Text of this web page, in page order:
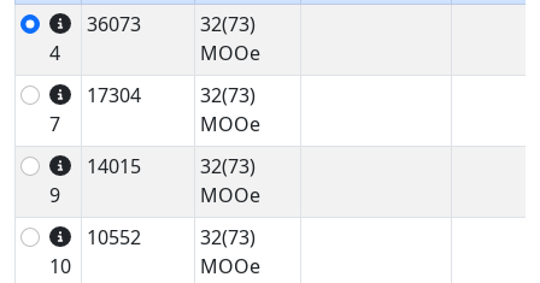
4
36073
32(73)
MOOe
7
17304
32(73)
MOOe
9
14015
32(73)
MOOe
10
10552
32(73)
MOOe